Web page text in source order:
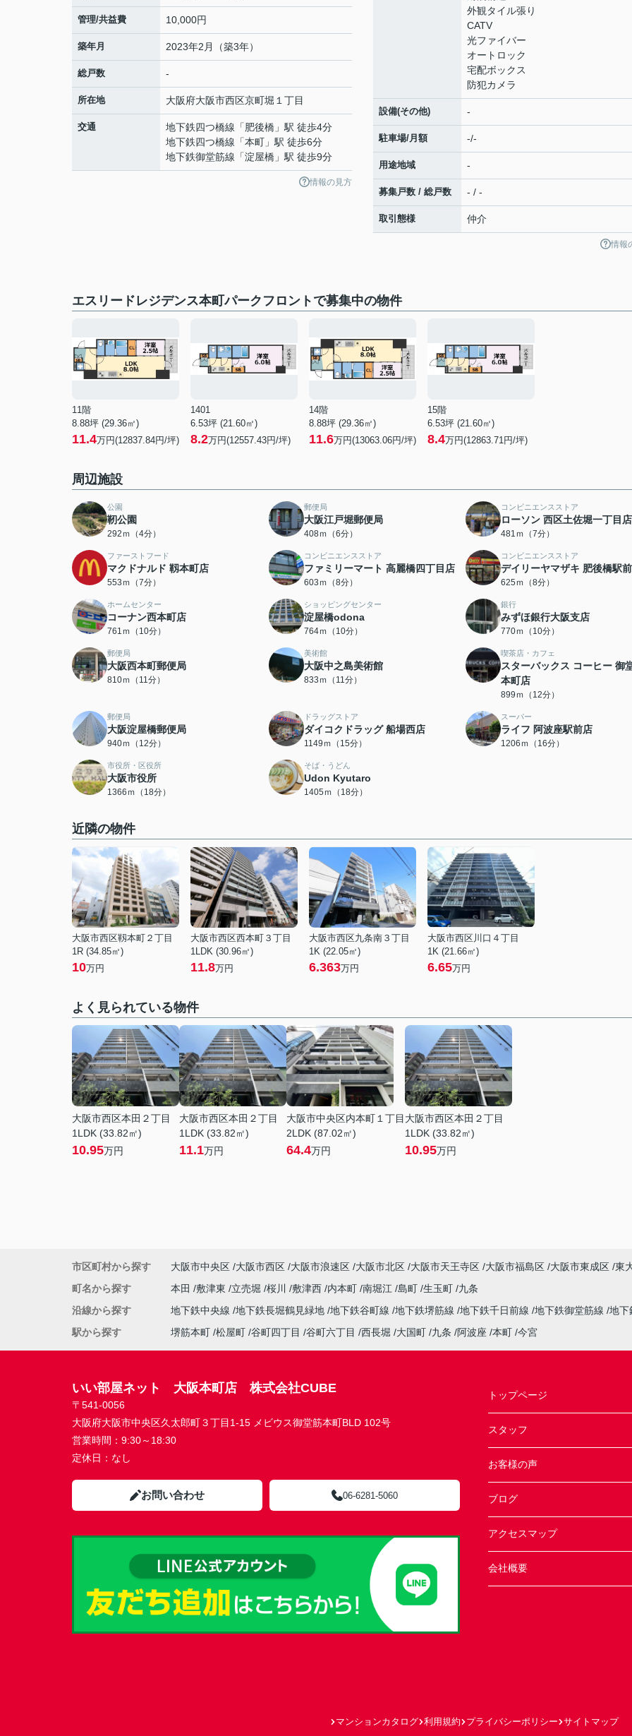
管理/共益費 10,000円
築年月 2023年2月（築3年）
総戸数 -
所在地 大阪府大阪市西区京町堀 １丁目
交通 地下鉄四つ橋線 「 肥後橋 」駅 徒歩4分
地下鉄四つ橋線 「本町 」駅 徒歩6分
地下鉄御堂筋線 「淀屋橋 」駅 徒歩9分
情報の見方
外観タイル張り
CATV
光ファイバー
オートロック
宅配ボックス
防犯カメラ
設備(その他) -
駐車場/月額 -/-
用途地域 -
募集戸数 / 総戸数 - / -
取引態様 仲介
情報
エスリードレジデンス本町パークフロントで募集中の物件
11階
8.88坪 (29.36㎡)
11.4万円(12837.84円/坪)
1401
6.53坪 (21.60㎡)
8.2万円(12557.43円/坪)
14階
8.88坪 (29.36㎡)
11.6万円(13063.06円/坪)
15階
6.53坪 (21.60㎡)
8.4万円(12863.71円/坪)
周辺施設
公園
靭公園
292ｍ（4分）
郵便局
大阪江戸堀郵便局
408ｍ（6分）
コンビニエンスストア
ローソン 西区土佐堀一丁目店
481ｍ（7分）
ファーストフード
マクドナルド 靱本町店
553ｍ（7分）
コンビニエンスストア
ファミリーマート 高麗橋四丁目店
603ｍ（8分）
コンビニエンスストア
デイリーヤマザキ 肥後橋駅
625ｍ（8分）
ホームセンター
コーナン西本町店
761ｍ（10分）
ショッピングセンター
淀屋橋odona
764ｍ（10分）
銀行
みずほ銀行大阪支店
770ｍ（10分）
郵便局
大阪西本町郵便局
810ｍ（11分）
美術館
大阪中之島美術館
833ｍ（11分）
喫茶店・カフェ
スターバックス コーヒー 御
本町店
899ｍ（12分）
郵便局
大阪淀屋橋郵便局
940ｍ（12分）
ドラッグストア
ダイコクドラッグ 船場西店
1149ｍ（15分）
スーパー
ライフ 阿波座駅前店
1206ｍ（16分）
市役所・区役所
大阪市役所
1366ｍ（18分）
そば・うどん
Udon Kyutaro
1405ｍ（18分）
近隣の物件
大阪市西区靱本町２丁目
1R (34.85㎡)
10万円
大阪市西区西本町３丁目
1LDK (30.96㎡)
11.8万円
大阪市西区九条南３丁目
1K (22.05㎡)
6.363万円
大阪市西区川口４丁目
1K (21.66㎡)
6.65万円
よく見られている物件
大阪市西区本田２丁目
1LDK (33.82㎡)
10.95万円
大阪市西区本田２丁目
1LDK (33.82㎡)
11.1万円
大阪市中央区内本町１丁目
2LDK (87.02㎡)
64.4万円
大阪市西区本田２丁目
1LDK (33.82㎡)
10.95万円
市区町村から探す 大阪市中央区 大阪市西区 大阪市浪速区 大阪市北区 大阪市天王寺区 大阪市福島区 大阪市東成区 東
町名から探す
本田 敷津東 立売堀 桜川 敷津西 内本町 南堀江 島町 生玉町 九条
沿線から探す
地下鉄中央線 地下鉄長堀鶴見緑地 地下鉄谷町線 地下鉄堺筋線 地下鉄千日前線 地下鉄御堂筋線 地
駅から探す
堺筋本町 松屋町 谷町四丁目 谷町六丁目 西長堀 大国町 九条 阿波座 本町 今宮
いい部屋ネット 大阪本町店 株式会社CUBE
〒541-0056
大阪府大阪市中央区久太郎町３丁目1-15 メビウス御堂筋本町BLD 102号
営業時間： 9:30～18:30
定休日： なし
お問い合わせ 06-6281-5060
トップページ
スタッフ
お客様の声
ブログ
アクセスマップ
会社概要
マンションカタログ 利用規約 プライバシーポリシー サイトマップ